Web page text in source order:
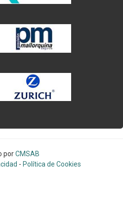
porCMSAB
- Política de Cookies